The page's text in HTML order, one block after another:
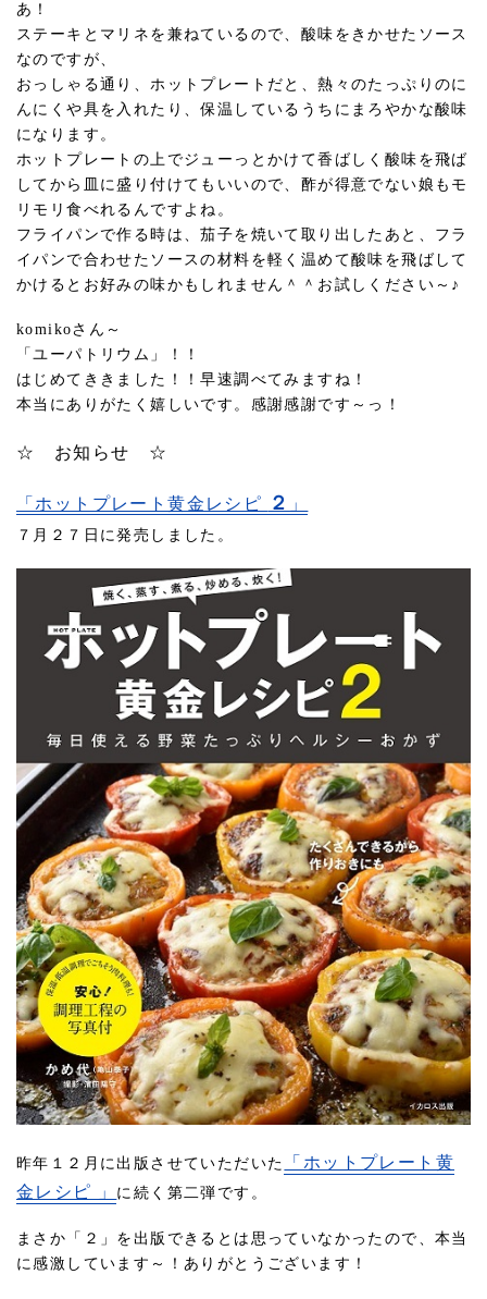
あ！
ステーキとマリネを兼ねているので、酸味をきかせたソース
なのですが、
おっしゃる通り、ホットプレートだと、熱々のたっぷりのに
んにくや具を入れたり、保温しているうちにまろやかな酸味
になります。
ホットプレートの上でジューっとかけて香ばしく酸味を飛ば
してから皿に盛り付けてもいいので、酢が得意でない娘もモ
リモリ食べれるんですよね。
フライパンで作る時は、茄子を焼いて取り出したあと、フラ
イパンで合わせたソースの材料を軽く温めて酸味を飛ばして
かけるとお好みの味かもしれません＾＾お試しください～♪
komikoさん～
「ユーパトリウム」！！
はじめてききました！！早速調べてみますね！
本当にありがたく嬉しいです。感謝感謝です～っ！
☆ お知らせ ☆
「ホットプレート黄金レシピ ２ 」
７月２７日に発売しました。
昨年１２月に出版させていただいた
「ホットプレート黄
金レシピ 」
に続く第二弾です。
まさか「２」を出版できるとは思っていなかったので、本当
に感激しています～！ありがとうございます！